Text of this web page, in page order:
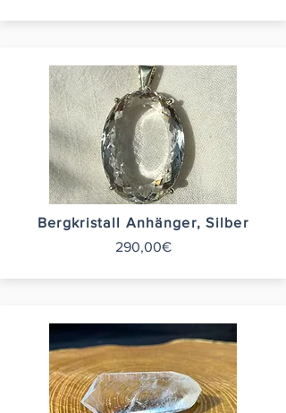
Bergkristall Anhänger, Silber
290,00€